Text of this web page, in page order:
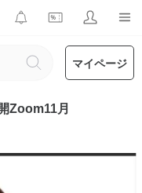
マイページ
Zoom11月